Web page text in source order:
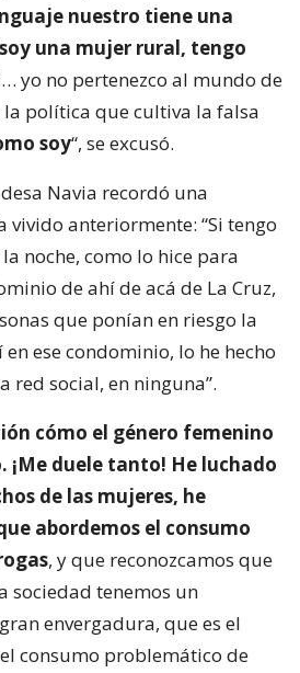
nuestro tiene una
una mujer rural, tengo
… yo no pertenezco al mundo de
la política que cultiva la falsa
soy“, se excusó.
Navia recordó una
anteriormente: “Si tengo
noche, como lo hice para
de ahí de acá de La Cruz,
que ponían en riesgo la
ese condominio, lo he hecho
red social, en ninguna”.
cómo el género femenino
¡Me duele tanto! He luchado
de las mujeres, he
abordemos el consumo
, y que reconozcamos que
sociedad tenemos un
envergadura, que es el
consumo problemático de